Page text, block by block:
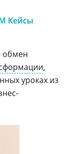
Кейсы
,
уроках из